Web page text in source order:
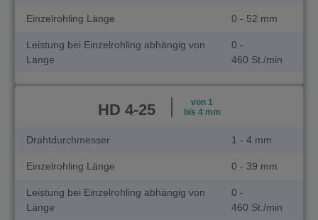
Einzelrohling Länge 0 - 52 mm
Leistung bei Einzelrohling abhängig von
Länge
0 -
460 St./min
HD 4-25
von 1
bis 4 mm
Drahtdurchmesser 1 - 4 mm
Einzelrohling Länge 0 - 39 mm
Leistung bei Einzelrohling abhängig von
Länge
0 -
460 St./min